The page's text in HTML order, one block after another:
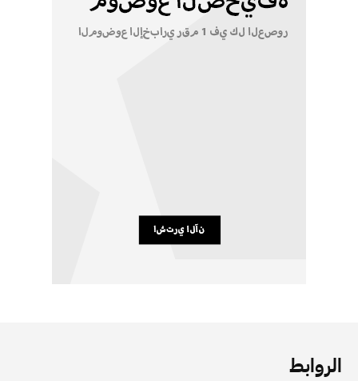
الروابط